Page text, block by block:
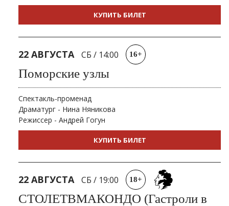
КУПИТЬ БИЛЕТ
22 АВГУСТА СБ / 14:00 16+
Поморские узлы
Спектакль-променад
Драматург - Нина Няникова
Режиссер - Андрей Гогун
КУПИТЬ БИЛЕТ
22 АВГУСТА СБ / 19:00 18+
СТОЛЕТВМАКОНДО (Гастроли в